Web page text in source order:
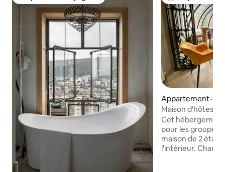
Appartement ·
Maison d'hôtes
verre
Cet
pour les groupes.
maison de 2
l'intérieur.